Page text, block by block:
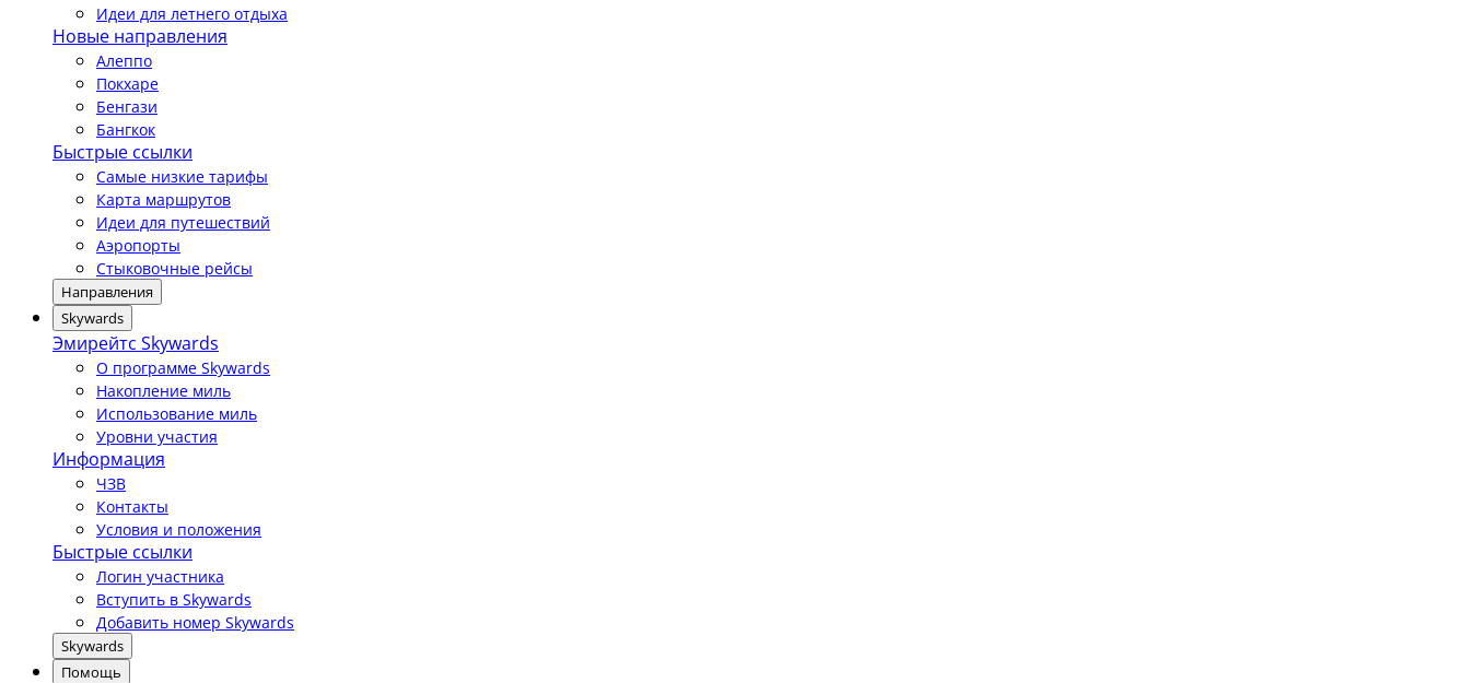
Идеи для летнего отдыха
Новые направления
Алеппо
Покхаре
Бенгази
Бангкок
Быстрые ссылки
Самые низкие тарифы
Карта маршрутов
Идеи для путешествий
Аэропорты
Стыковочные рейсы
Направления
Skywards
Эмирейтс Skywards
О программе Skywards
Накопление миль
Использование миль
Уровни участия
Информация
ЧЗВ
Контакты
Условия и положения
Быстрые ссылки
Логин участника
Вступить в Skywards
Добавить номер Skywards
Skywards
Помощь